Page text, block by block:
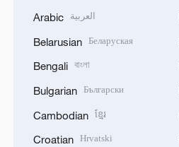
Arabic العربية
Belarusian Беларуская
Bengali বাংলা
Bulgarian Български
Cambodian ខ្មែរ
Croatian Hrvatski